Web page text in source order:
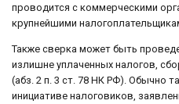
проводится с коммерческими
крупнейшими
Также сверка может быть
излишне уплаченных налогов,
(абз. 2 п. 3 ст. 78 НК РФ). Обычно
инициативе налоговиков,